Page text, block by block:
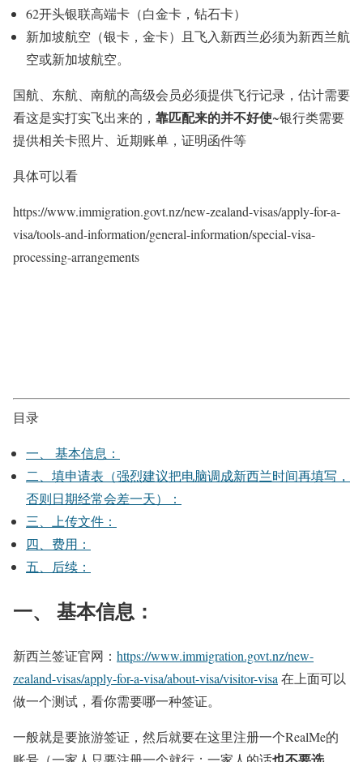
62开头银联高端卡（白金卡，钻石卡）
新加坡航空（银卡，金卡）且飞入新西兰必须为新西兰航
空或新加坡航空。
国航、东航、南航的高级会员必须提供飞行记录，估计需要
看这是实打实飞出来的， 靠匹配来的并不好使~银行类需要
提供相关卡照片、近期账单，证明函件等
具体可以看
https://www.immigration.govt.nz/new-zealand-visas/apply-for-a-
visa/tools-and-information/general-information/special-visa-
processing-arrangements
目录
一、 基本信息：
二、填申请表（强烈建议把电脑调成新西兰时间再填写，
否则日期经常会差一天）：
三、上传文件：
四、费用：
五、后续：
一、 基本信息：
新西兰签证官网： https://www.immigration.govt.nz/new-
zealand-visas/apply-for-a-visa/about-visa/visitor-visa 在上面可以
做一个测试，看你需要哪一种签证。
一般就是要旅游签证，然后就要在这里注册一个RealMe的